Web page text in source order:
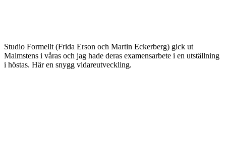
Studio Formellt (Frida Erson och Martin Eckerberg) gick ut
Malmstens i våras och jag hade deras examensarbete i en utställning
i höstas. Här en snygg vidareutveckling.